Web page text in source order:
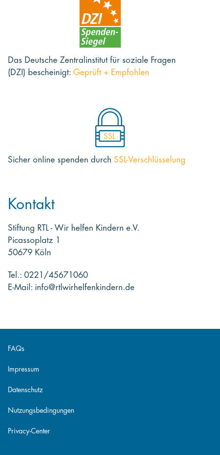
Das Deutsche Zentralinstitut für soziale Fragen
(DZI) bescheinigt: Geprüft + Empfohlen
SSL
Sicher online spenden durch SSL-Verschlüsselung
Kontakt
Stiftung RTL - Wir helfen Kindern e.V.
Picassoplatz 1
50679 Köln
Tel.: 0221/45671060
E-Mail: info@rtlwirhelfenkindern.de
FAQs
Impressum
Datenschutz
Nutzungsbedingungen
Privacy-Center